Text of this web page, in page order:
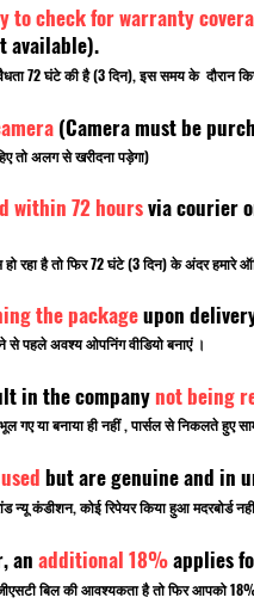
to check for warranty
available).
वैधता 72 घंटे की है (3 दिन), इस समय के
(Camera must be
तो अलग से खरीदना पड़ेगा)
within 72 hoursvia courier
हो रहा है तो फिर 72 घंटे (3 दिन) के अंदर
the packageupon
पहले अवश्य ओपनिंग वीडियो बनाएं ।
in the companynot being
या बनाया ही नहीं , पार्सल से निकलते हुए
but are genuine and in
न्यू कंडीशन, कोई रिपेयर किया हुआ मदरबोर्ड
an additional 18%applies
बिल की आवश्यकता है तो फिर आपको 18%